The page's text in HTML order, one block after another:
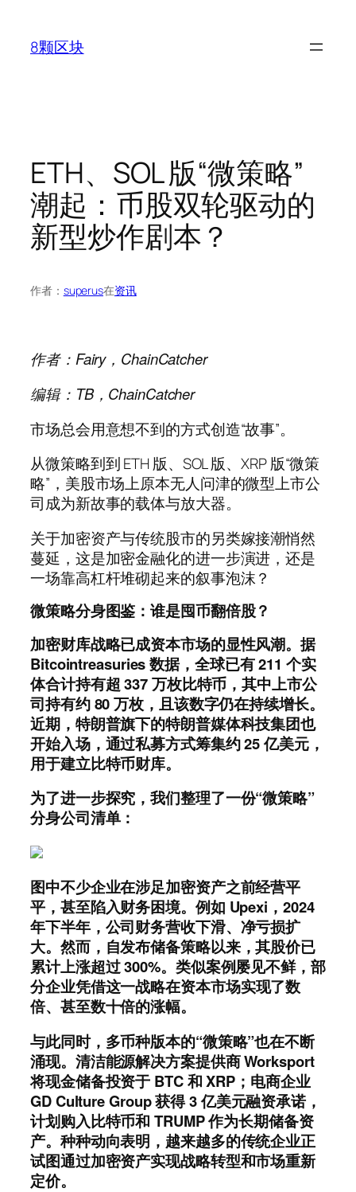
8颗区块
ETH、SOL 版“微策略”
潮起：币股双轮驱动的
新型炒作剧本？
作者： superus在资讯
作者：Fairy，ChainCatcher
编辑：TB，ChainCatcher
市场总会用意想不到的方式创造“故事”。
从微策略到到 ETH 版、SOL 版、XRP 版“微策
略”，美股市场上原本无人问津的微型上市公
司成为新故事的载体与放大器。
关于加密资产与传统股市的另类嫁接潮悄然
蔓延，这是加密金融化的进一步演进，还是
一场靠高杠杆堆砌起来的叙事泡沫？
微策略分身图鉴：谁是囤币翻倍股？
加密财库战略已成资本市场的显性风潮。据
Bitcointreasuries 数据，全球已有 211 个实
体合计持有超 337 万枚比特币，其中上市公
司持有约 80 万枚，且该数字仍在持续增长。
近期，特朗普旗下的特朗普媒体科技集团也
开始入场，通过私募方式筹集约 25 亿美元，
用于建立比特币财库。
为了进一步探究，我们整理了一份“微策略”
分身公司清单：
图中不少企业在涉足加密资产之前经营平
平，甚至陷入财务困境。例如 Upexi，2024
年下半年，公司财务营收下滑、净亏损扩
大。然而，自发布储备策略以来，其股价已
累计上涨超过 300%。 类似案例屡见不鲜， 部
分企业凭借这一战略在资本市场实现了数
倍、甚至数十倍的涨幅。
与此同时，多币种版本的“微策略”也在不断
涌现。清洁能源解决方案提供商 Worksport
将现金储备投资于 BTC 和 XRP；电商企业
GD Culture Group 获得 3 亿美元融资承诺，
计划购入比特币和 TRUMP 作为长期储备资
产。种种动向表明，越来越多的传统企业正
试图通过加密资产实现战略转型和市场重新
定价。